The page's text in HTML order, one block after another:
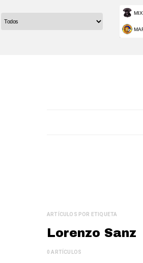
ARTÍCULOS POR ETIQUETA
Lorenzo Sanz
0 ARTÍCULOS